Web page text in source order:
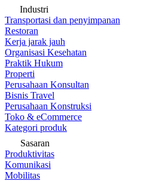
Industri
Transportasi dan penyimpanan
Restoran
Kerja jarak jauh
Organisasi Kesehatan
Praktik Hukum
Properti
Perusahaan Konsultan
Bisnis Travel
Perusahaan Konstruksi
Toko & eCommerce
Kategori produk
Sasaran
Produktivitas
Komunikasi
Mobilitas